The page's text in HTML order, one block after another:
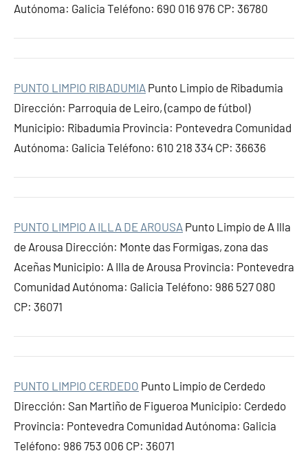
Autónoma: Galicia Teléfono: 690 016 976 CP: 36780
PUNTO LIMPIO RIBADUMIA Punto Limpio de Ribadumia
Dirección: Parroquia de Leiro, (campo de fútbol)
Municipio: Ribadumia Provincia: Pontevedra Comunidad
Autónoma: Galicia Teléfono: 610 218 334 CP: 36636
PUNTO LIMPIO A ILLA DE AROUSA Punto Limpio de A Illa
de Arousa Dirección: Monte das Formigas, zona das
Aceñas Municipio: A Illa de Arousa Provincia: Pontevedra
Comunidad Autónoma: Galicia Teléfono: 986 527 080
CP: 36071
PUNTO LIMPIO CERDEDO Punto Limpio de Cerdedo
Dirección: San Martiño de Figueroa Municipio: Cerdedo
Provincia: Pontevedra Comunidad Autónoma: Galicia
Teléfono: 986 753 006 CP: 36071